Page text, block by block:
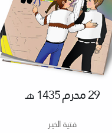
29 محرم 1435 هـ
فتية الخير